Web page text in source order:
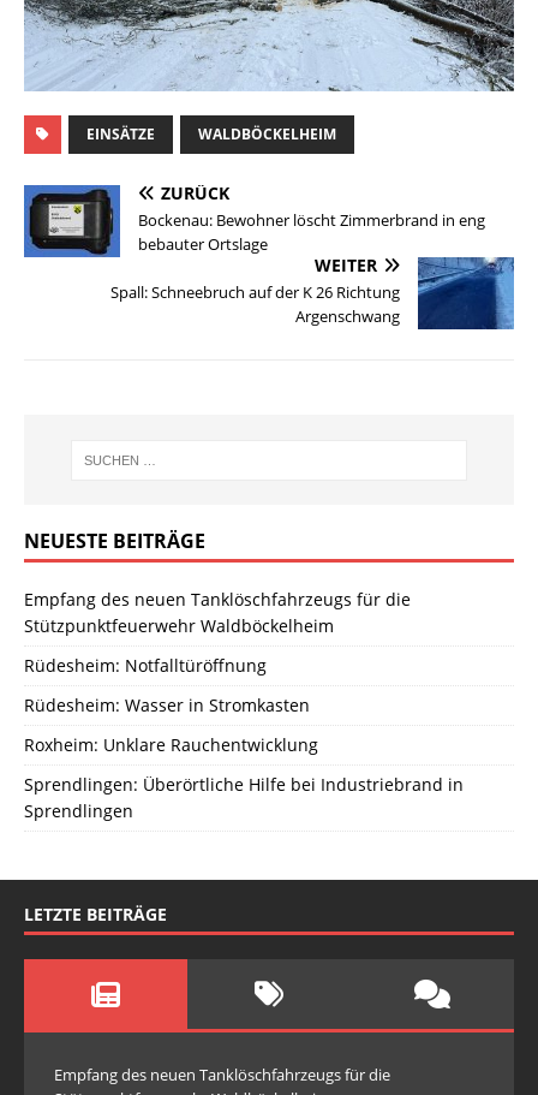
EINSÄTZE WALDBÖCKELHEIM
ZURÜCK
Bockenau: Bewohner löscht Zimmerbrand in eng
bebauter Ortslage
WEITER
Spall: Schneebruch auf der K 26 Richtung
Argenschwang
NEUESTE BEITRÄGE
Empfang des neuen Tanklöschfahrzeugs für die
Stützpunktfeuerwehr Waldböckelheim
Rüdesheim: Notfalltüröffnung
Rüdesheim: Wasser in Stromkasten
Roxheim: Unklare Rauchentwicklung
Sprendlingen: Überörtliche Hilfe bei Industriebrand in
Sprendlingen
LETZTE BEITRÄGE
Empfang des neuen Tanklöschfahrzeugs für die